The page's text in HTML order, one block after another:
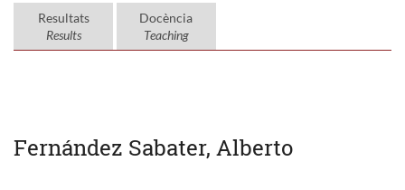
Resultats
Results
Docència
Teaching
Fernández Sabater, Alberto